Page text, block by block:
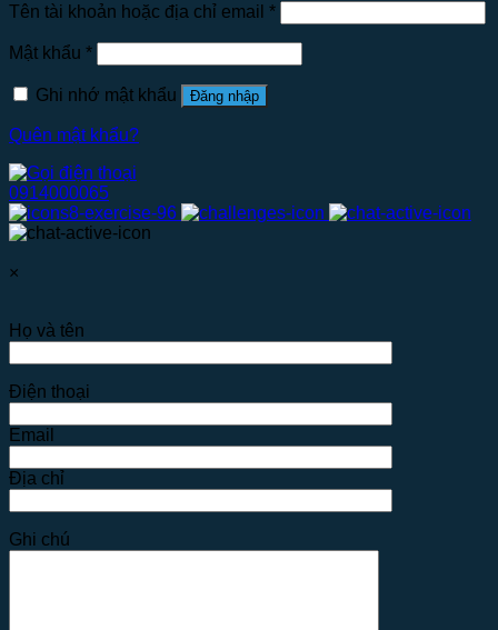
Tên tài khoản hoặc địa chỉ email *
Mật khẩu *
Ghi nhớ mật khẩu Đăng nhập
Quên mật khẩu?
0914000065
×
Họ và tên
Điện thoại
Email
Địa chỉ
Ghi chú